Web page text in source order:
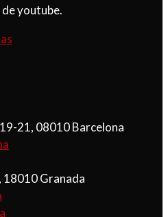
youtube.
21, 08010 Barcelona
18010 Granada